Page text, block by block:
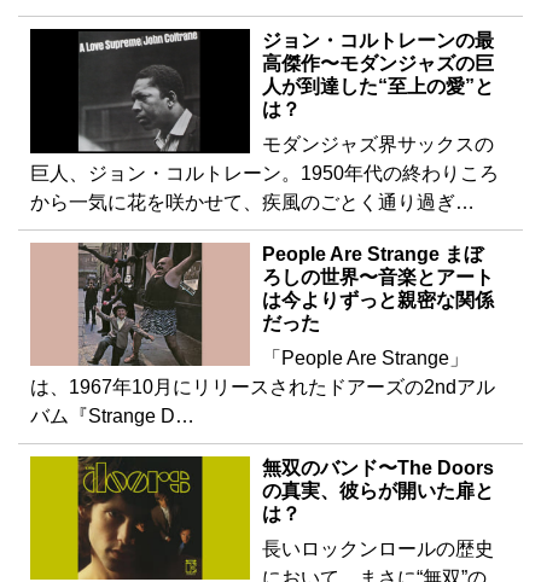
ジョン・コルトレーンの最
高傑作〜モダンジャズの巨
人が到達した“至上の愛”と
は？
モダンジャズ界サックスの
巨人、ジョン・コルトレーン。1950年代の終わりころ
から一気に花を咲かせて、疾風のごとく通り過ぎ…
People Are Strange まぼ
ろしの世界〜音楽とアート
は今よりずっと親密な関係
だった
「People Are Strange」
は、1967年10月にリリースされたドアーズの2ndアル
バム『Strange D…
無双のバンド〜The Doors
の真実、彼らが開いた扉と
は？
長いロックンロールの歴史
において、まさに“無双”の